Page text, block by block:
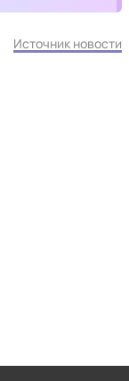
Источник новости